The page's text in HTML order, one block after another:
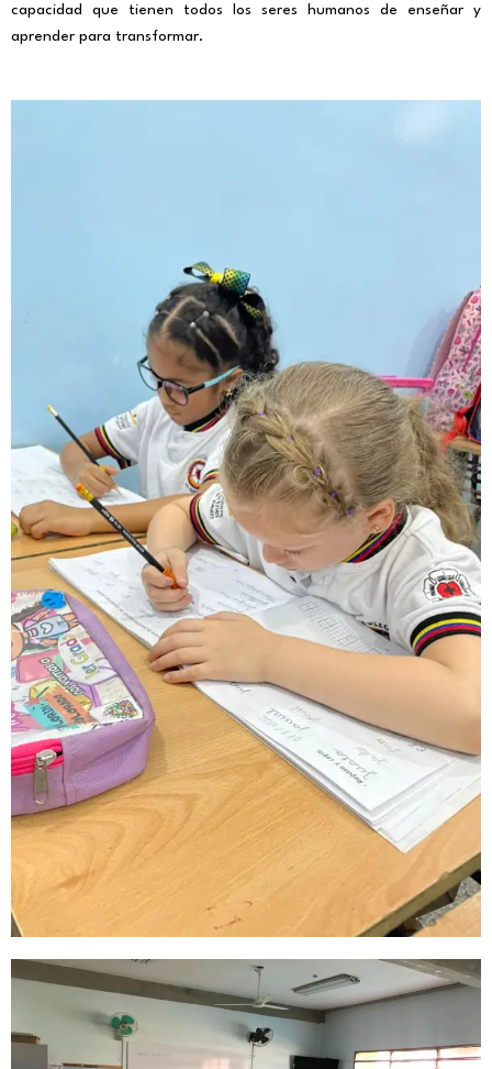
capacidad que tienen todos los seres humanos de enseñar y
aprender para transformar.